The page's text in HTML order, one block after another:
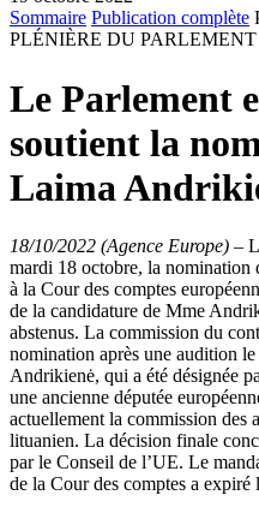
Sommaire Publication complète
PLÉNIÈRE DU
Le Parlement
soutient la
Laima
18/10/2022 (Agence Europe) –
mardi 18 octobre, la
à la Cour des comptes
de la candidature de Mme
abstenus. La commission du
nomination après une audition
Andrikienė, qui a été désignée
une ancienne députée
actuellement la commission des
lituanien. La décision finale
par le Conseil de l’UE. Le
de la Cour des comptes a